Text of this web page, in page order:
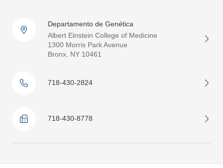
Departamento de Genética
Albert Einstein College of Medicine
1300 Morris Park Avenue
Bronx, NY 10461
718-430-2824
718-430-8778